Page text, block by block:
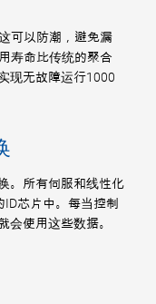
可以防潮，避免漏
寿命比传统的聚合
现无故障运行1000
。所有伺服和线性化
ID芯片中。每当控制
会使用这些数据。